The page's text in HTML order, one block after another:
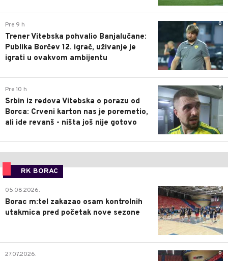
0
Pre 9 h
Trener Vitebska pohvalio Banjalučane:
Publika Borčev 12. igrač, uživanje je
igrati u ovakvom ambijentu
0
Pre 10 h
Srbin iz redova Vitebska o porazu od
Borca: Crveni karton nas je poremetio,
ali ide revanš - ništa još nije gotovo
RK BORAC
0
05.08.2026.
Borac m:tel zakazao osam kontrolnih
utakmica pred početak nove sezone
0
27.07.2026.